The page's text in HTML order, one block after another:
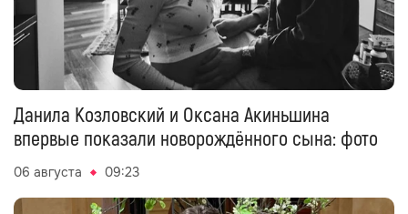
Данила Козловский и Оксана Акиньшина
впервые показали новорождённого сына: фото
06 августа 09:23